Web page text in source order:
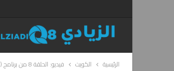
الرئيسية الكويت فيديو: الحلقة 8 من برنامج (على نار هادية) مع وليد الجاسم يستضيف عبدالوهاب الهارون